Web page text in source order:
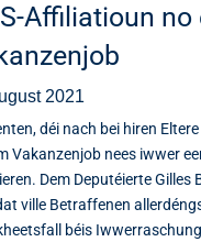
Affiliatioun no
2021
déi nach bei hiren
Vakanzenjob nees iwwer
Dem Deputéierte Gilles
ville Betraffenen
béis